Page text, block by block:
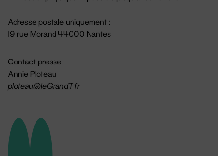
Adresse postale uniquement :
19 rue Morand 44000 Nantes
Contact presse
Annie Ploteau
ploteau@leGrandT.fr